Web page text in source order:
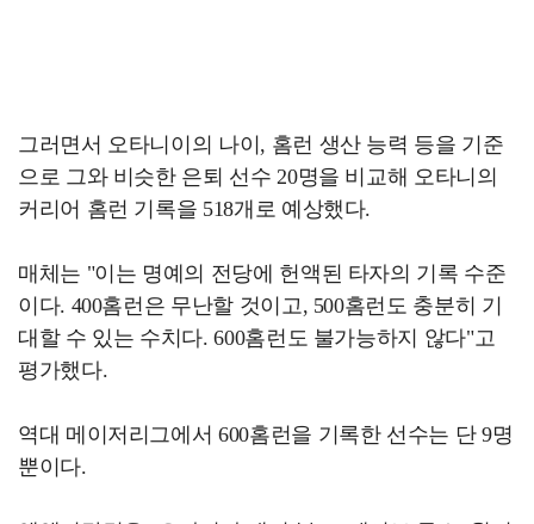
그러면서 오타니이의 나이, 홈런 생산 능력 등을 기준
으로 그와 비슷한 은퇴 선수 20명을 비교해 오타니의
커리어 홈런 기록을 518개로 예상했다.
매체는 "이는 명예의 전당에 헌액된 타자의 기록 수준
이다. 400홈런은 무난할 것이고, 500홈런도 충분히 기
대할 수 있는 수치다. 600홈런도 불가능하지 않다"고
평가했다.
역대 메이저리그에서 600홈런을 기록한 선수는 단 9명
뿐이다.